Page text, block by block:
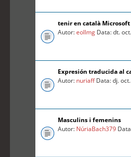
tenir en català
Autor:eollmg Data: dt.
Expresión traducida al
Autor: nuriaffData: dj.
Masculins i femenins
Autor: NúriaBach379